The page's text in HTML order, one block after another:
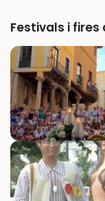
Festivals i fires